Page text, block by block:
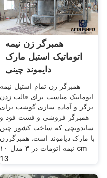
همبرگر زن نیمه
اتوماتیک استیل مارک
دایموند چینی
همبرگر زن تمام استیل نیمه
اتوماتیک مناسب برای قالب زدن
برگر و آماده سازی گوشت برای
همبرگر فروشی و فست فود و
ساندویچی که ساخت کشور چین
با مارک دیاموند است. همبرگرزن
نیمه اتومات در ۳ مدل ۱۰ cm
13